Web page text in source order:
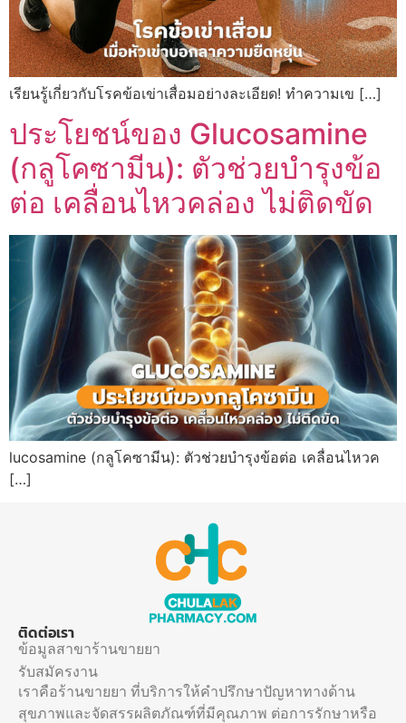
เรียนรู้เกี่ยวกับโรคข้อเข่าเสื่อมอย่างละเอียด! ทำความเข […]
ประโยชน์ของ Glucosamine
(กลูโคซามีน): ตัวช่วยบำรุงข้อ
ต่อ เคลื่อนไหวคล่อง ไม่ติดขัด
lucosamine (กลูโคซามีน): ตัวช่วยบำรุงข้อต่อ เคลื่อนไหวค
[…]
ติดต่อเรา
ข้อมูลสาขาร้านขายยา
รับสมัครงาน
เราคือร้านขายยา ที่บริการให้คำปรึกษาปัญหาทางด้าน
สุขภาพและจัดสรรผลิตภัณฑ์ที่มีคุณภาพ ต่อการรักษาหรือ